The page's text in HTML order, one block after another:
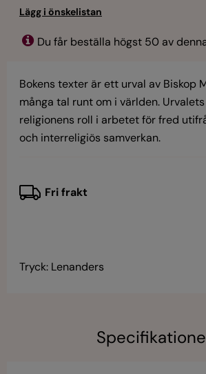
Du får beställa högst 50 av
Bokens texter är ett urval av Biskop
många tal runt om i världen.
religionens roll i arbetet för fred
och interreligiös samverkan.
Fri frakt
Tryck: Lenanders